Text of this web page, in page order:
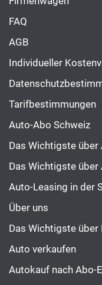
FAQ
AGB
Individueller
Tarifbestimmungen
Auto-Abo Schweiz
Das Wichtigste über
Das Wichtigste über
Auto-Leasing in der
Über uns
Das Wichtigste
Auto verkaufen
Autokauf nach Abo-